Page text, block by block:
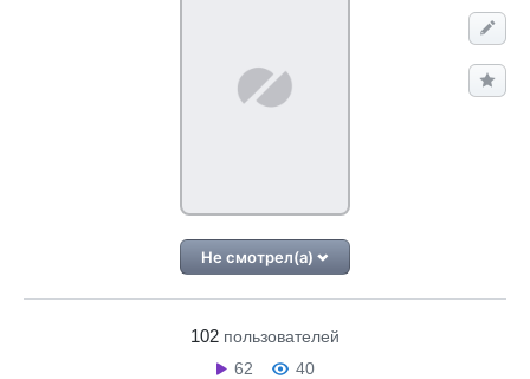
Не смотрел(а)
102 пользователей
62
40